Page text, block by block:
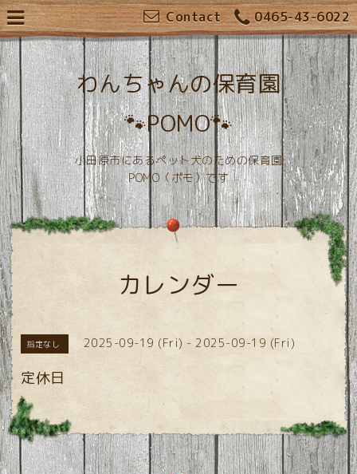
0465-43-6022
Contact
わんちゃんの保育園
🐾POMO🐾
小田原市にあるペット犬のための保育園
POMO（ポモ）です
カレンダー
指定なし 2025-09-19 (Fri) - 2025-09-19 (Fri)
定休日